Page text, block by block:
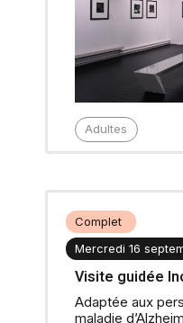
Adultes
Complet
Mercredi 16
Visite guidée
Adaptée aux
maladie